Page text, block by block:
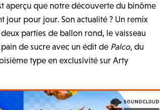
aperçu que notre découverte du binôme
jour pour jour. Son actualité ? Un remix
parties de ballon rond, le vaisseau
de sucre avec un édit de Palco, du
type en exclusivité sur Arty